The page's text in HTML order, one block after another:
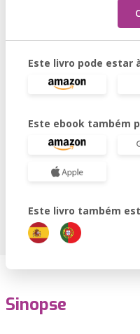
Este livro pode estar
Este ebook também
Este livro também
Sinopse